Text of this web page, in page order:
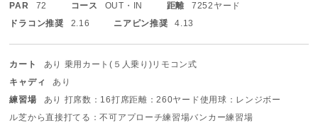
PAR
72 コース OUT・IN 距離
7252ヤード
ドラコン推奨
2.16 ニアピン推奨 4.13
カート あり 乗用カート(５人乗り) リモコン式
キャディ
あり
練習場
あり 打席数：16打席距離：260ヤード使用球：レンジボー
ル芝から直接打てる：不可アプローチ練習場バンカー練習場